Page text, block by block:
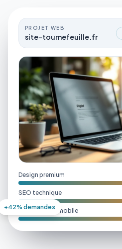
PROJET WEB
site-tournefeuille.fr
Design premium
SEO technique
Performance mobile
+42% demandes